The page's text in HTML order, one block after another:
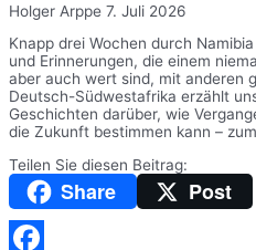
Holger Arppe 7. Juli 2026
Knapp drei Wochen durch
und Erinnerungen, die einem
aber auch wert sind, mit anderen
Deutsch-Südwestafrika erzählt
Geschichten darüber, wie
die Zukunft bestimmen kann –
Teilen Sie diesen Beitrag:
Share Post